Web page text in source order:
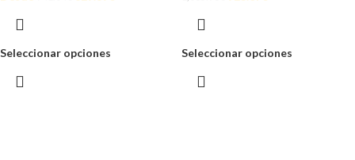
Seleccionar opciones Seleccionar opciones